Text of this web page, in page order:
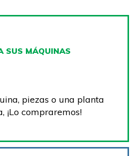
SUS MÁQUINAS
piezas o una planta
¡Lo compraremos!